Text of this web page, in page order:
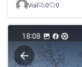
Vial
0 0